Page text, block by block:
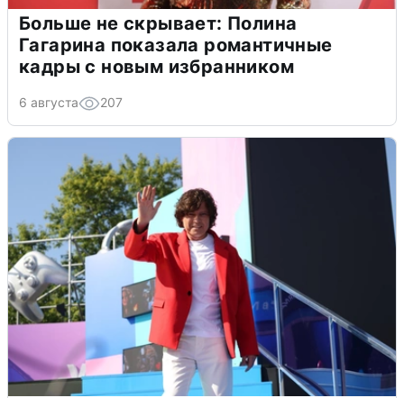
Больше не скрывает: Полина
Гагарина показала романтичные
кадры с новым избранником
6 августа 207